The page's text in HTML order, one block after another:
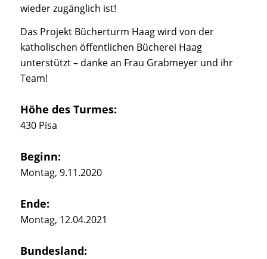
wieder zugänglich ist!
Das Projekt Bücherturm Haag wird von der
katholischen öffentlichen Bücherei Haag
unterstützt – danke an Frau Grabmeyer und ihr
Team!
Höhe des Turmes:
430 Pisa
Beginn:
Montag, 9.11.2020
Ende:
Montag, 12.04.2021
Bundesland: